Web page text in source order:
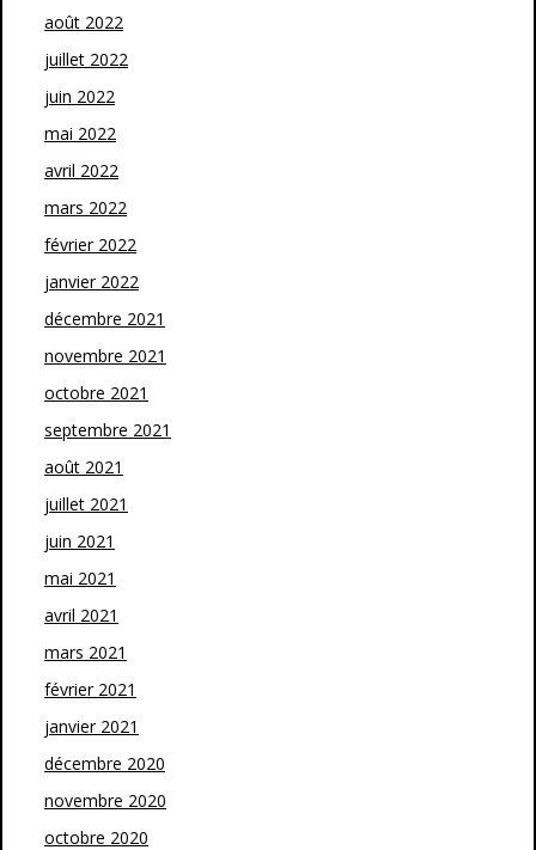
août 2022
juillet 2022
juin 2022
mai 2022
avril 2022
mars 2022
février 2022
janvier 2022
décembre 2021
novembre 2021
octobre 2021
septembre 2021
août 2021
juillet 2021
juin 2021
mai 2021
avril 2021
mars 2021
février 2021
janvier 2021
décembre 2020
novembre 2020
octobre 2020